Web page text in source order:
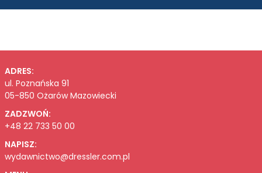
ADRES:
ul. Poznańska 91
05-850 Ożarów Mazowiecki
ZADZWOŃ:
+48 22 733 50 00
NAPISZ:
wydawnictwo@dressler.com.pl